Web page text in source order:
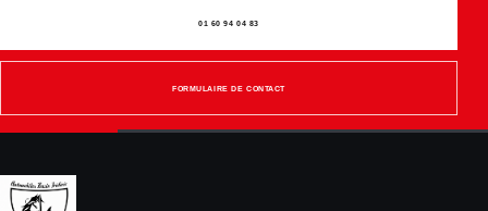
01 60 94 04 83
FORMULAIRE DE CONTACT